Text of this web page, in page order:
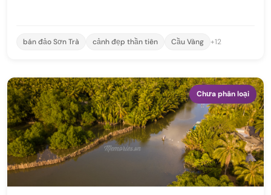
bán đảo Sơn Trà cảnh đẹp thần tiên Cầu Vàng +12
Chưa phân loại